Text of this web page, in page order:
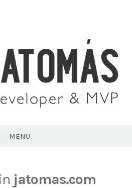
MENU
jatomas.com